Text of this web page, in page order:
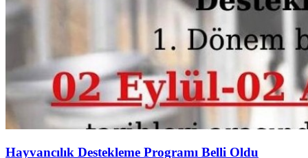
Hayvancılık Destekleme Programı Belli Oldu